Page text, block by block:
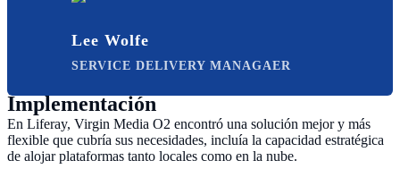
Lee Wolfe
SERVICE DELIVERY MANAGAER
Implementación
En Liferay, Virgin Media O2 encontró una solución mejor y más
flexible que cubría sus necesidades, incluía la capacidad estratégica
de alojar plataformas tanto locales como en la nube.